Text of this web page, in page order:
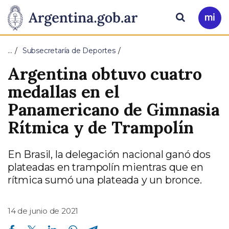
Presidencia
de
Nación
Pasar al contenido principal
Ir
a
Buscar
… Subsecretaría de Deportes
Argentina obtuvo cuatro
medallas en el
Panamericano de Gimnasia
Rítmica y de Trampolín
En Brasil, la delegación nacional ganó dos
plateadas en trampolín mientras que en
rítmica sumó una plateada y un bronce.
14 de junio de 2021
Compartir en Facebook Compartir en Twitter Compartir en Linkedin Compartir en Whatsapp